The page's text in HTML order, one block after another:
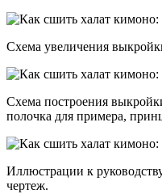
Схема увеличения
Схема построения
полочка для примера,
Иллюстрации к
чертеж.